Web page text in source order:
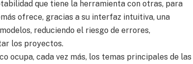
que tiene la herramienta con otras, para
ofrece, gracias a su interfaz intuitiva, una
reduciendo el riesgo de errores,
los proyectos.
ocupa, cada vez más, los temas principales de las